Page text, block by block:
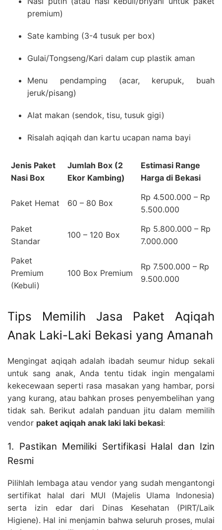
premium)
Sate kambing (3-4 tusuk per box)
Gulai/Tongseng/Kari dalam cup plastik aman
Menu pendamping (acar, kerupuk, buah
jeruk/pisang)
Alat makan (sendok, tisu, tusuk gigi)
Risalah aqiqah dan kartu ucapan nama bayi
Jenis Paket
Nasi Box
Jumlah Box (2
Ekor Kambing)
Estimasi Range
Harga di Bekasi
Paket Hemat 60 – 80 Box
Rp 4.500.000 – Rp
5.500.000
Paket
Standar
100 – 120 Box
Rp 5.800.000 – Rp
7.000.000
Paket
Premium
(Kebuli)
100 Box Premium
Rp 7.500.000 – Rp
9.500.000
Tips Memilih Jasa Paket Aqiqah
Anak Laki-Laki Bekasi yang Amanah
Mengingat aqiqah adalah ibadah seumur hidup sekali
untuk sang anak, Anda tentu tidak ingin mengalami
kekecewaan seperti rasa masakan yang hambar, porsi
yang kurang, atau bahkan proses penyembelihan yang
tidak sah. Berikut adalah panduan jitu dalam memilih
vendor paket aqiqah anak laki laki bekasi:
1. Pastikan Memiliki Sertifikasi Halal dan Izin
Resmi
Pilihlah lembaga atau vendor yang sudah mengantongi
sertifikat halal dari MUI (Majelis Ulama Indonesia)
serta izin edar dari Dinas Kesehatan (PIRT/Laik
Higiene). Hal ini menjamin bahwa seluruh proses, mulai